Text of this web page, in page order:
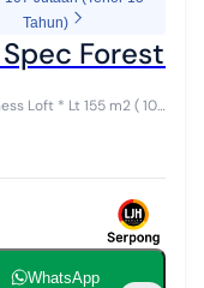
Tahun)
Foresta
Loft * Lt 155 m2 ( 10
WhatsApp